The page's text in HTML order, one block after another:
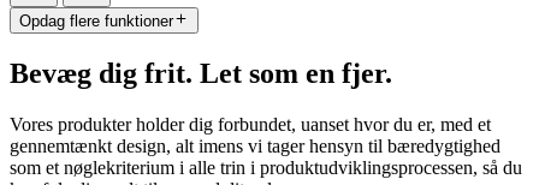
Opdag flere funktioner
Bevæg dig frit. Let som en fjer.
Vores produkter holder dig forbundet, uanset hvor du er, med et
gennemtænkt design, alt imens vi tager hensyn til bæredygtighed
som et nøglekriterium i alle trin i produktudviklingsprocessen, så du